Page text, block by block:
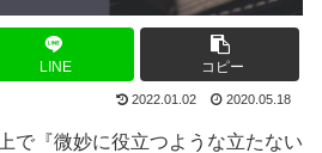
LINE コピー
2022.01.02 2020.05.18
で『微妙に役立つような立たない